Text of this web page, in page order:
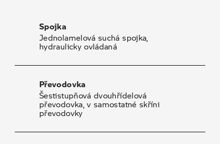
Spojka
Jednolamelová suchá spojka,
hydraulicky ovládaná
Převodovka
Šestistupňová dvouhřídelová
převodovka, v samostatné skříni
převodovky